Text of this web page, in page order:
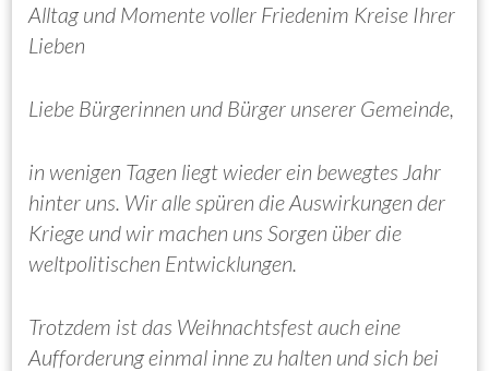
Alltag und Momente voller Friedenim Kreise Ihrer
Lieben
Liebe Bürgerinnen und Bürger unserer Gemeinde,
in wenigen Tagen liegt wieder ein bewegtes Jahr
hinter uns. Wir alle spüren die Auswirkungen der
Kriege und wir machen uns Sorgen über die
weltpolitischen Entwicklungen.
Trotzdem ist das Weihnachtsfest auch eine
Aufforderung einmal inne zu halten und sich bei